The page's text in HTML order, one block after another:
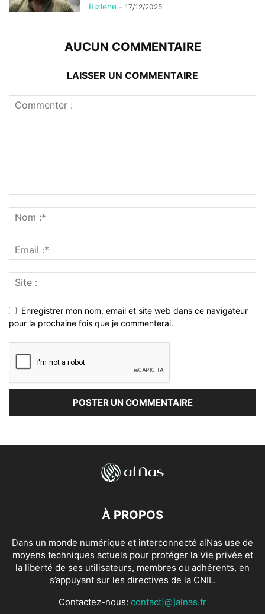
Rizlene - 17/12/2025
AUCUN COMMENTAIRE
LAISSER UN COMMENTAIRE
Enregistrer mon nom, email et site web dans ce navigateur
pour la prochaine fois que je commenterai.
À PROPOS
Dans un monde numérique et interconnecté alNas use de
moyens techniques actuels pour protéger la Vie privée et
la liberté de ses utilisateurs, membres ou adhérents, en
s’appuyant sur les directives de la CNIL.
Contactez-nous: contact[@]alnas.fr